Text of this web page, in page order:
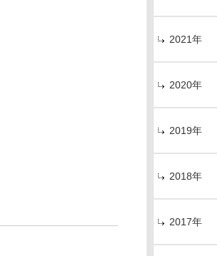
2021年
2020年
2019年
2018年
2017年